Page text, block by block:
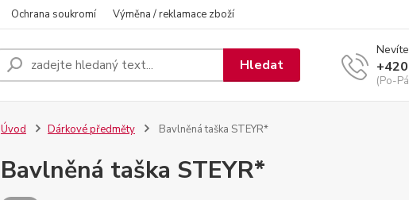
Ochrana soukromí Výměna / reklamace zboží
Hledat
(Po-
Úvod Dárkové předměty Bavlněná taška STEYR*
Bavlněná taška STEYR*